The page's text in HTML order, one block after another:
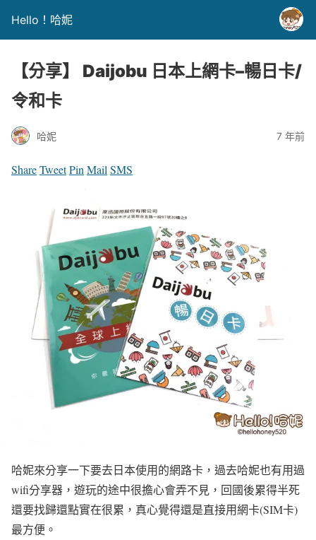
Hello！哈妮
【分享】 Daijobu 日本上網卡–暢日卡/
令和卡
哈妮 7 年前
ShareTweetPin Mail SMS
哈妮來分享一下要去日本使用的網路卡，過去哈妮也有用過
wifi分享器，遊玩的途中很擔心會弄不見，回國後累得半死
還要找歸還點實在很累，真心覺得還是直接用網卡(SIM卡)
最方便。